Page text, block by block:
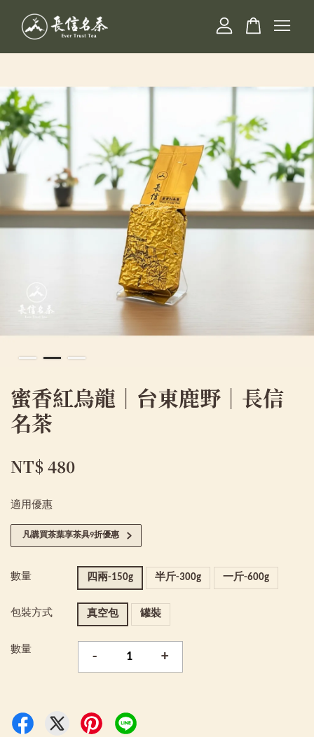
蜜香紅烏龍｜台東鹿野｜長信
名茶
NT$ 480
適用優惠
凡購買茶葉享茶具9折優惠
數量 四兩-150g 半斤-300g 一斤-600g
包裝方式 真空包 罐裝
數量 - +